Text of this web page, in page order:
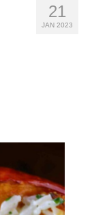
21
JAN 2023